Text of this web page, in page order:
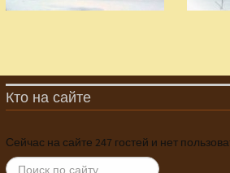
Кто на сайте
Сейчас на сайте 247 гостей и нет
ИСКАТЬ...